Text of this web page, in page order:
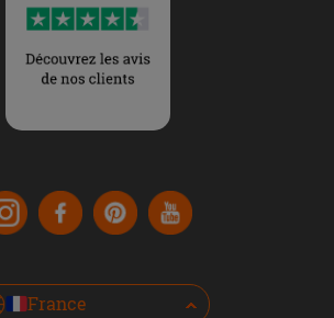
France